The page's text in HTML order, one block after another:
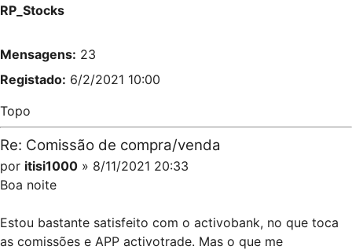
RP_Stocks
Mensagens: 23
Registado: 6/2/2021 10:00
Topo
Re: Comissão de compra/venda
por itisi1000 » 8/11/2021 20:33
Boa noite
Estou bastante satisfeito com o activobank, no que toca
as comissões e APP activotrade. Mas o que me